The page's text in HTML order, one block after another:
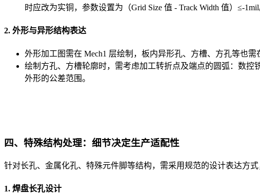
时应改为实铜，参数设置为（Grid Size 值 - Track Width 值）≤-1mil
2. 外形与异形结构表达
外形加工图需在 Mech1 层绘制，板内异形孔、方槽、方孔等也需
绘制方孔、方槽轮廓时，需考虑加工转折点及端点的圆弧：数控
外形的公差范围。
四、特殊结构处理：细节决定生产适配性
针对长孔、金属化孔、特殊元件脚等结构，需采用规范的设计表达方式
1. 焊盘长孔设计